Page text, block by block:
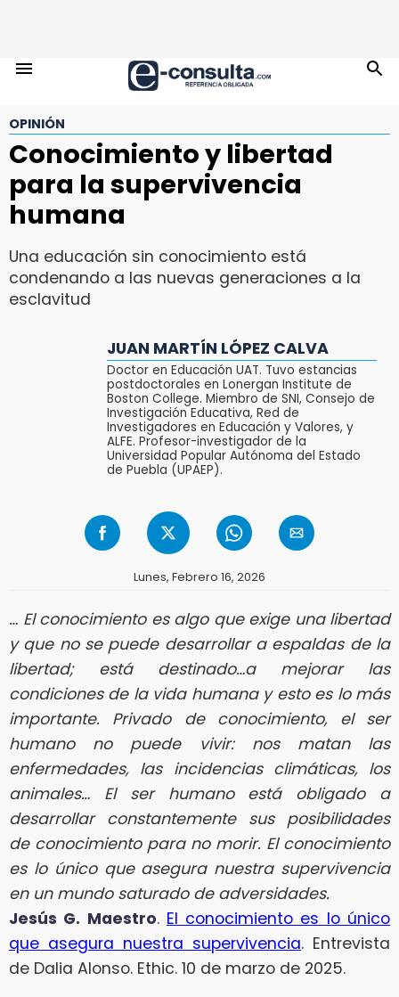
OPINIÓN
Conocimiento y libertad
para la supervivencia
humana
Una educación sin conocimiento está
condenando a las nuevas generaciones a la
esclavitud
JUAN MARTÍN LÓPEZ CALVA
Doctor en Educación UAT. Tuvo estancias
postdoctorales en Lonergan Institute de
Boston College. Miembro de SNI, Consejo de
Investigación Educativa, Red de
Investigadores en Educación y Valores, y
ALFE. Profesor-investigador de la
Universidad Popular Autónoma del Estado
de Puebla (UPAEP).
Lunes, Febrero 16, 2026
… El conocimiento es algo que exige una libertad
y que no se puede desarrollar a espaldas de la
libertad; está destinado…a mejorar las
condiciones de la vida humana y esto es lo más
importante. Privado de conocimiento, el ser
humano no puede vivir: nos matan las
enfermedades, las incidencias climáticas, los
animales… El ser humano está obligado a
desarrollar constantemente sus posibilidades
de conocimiento para no morir. El conocimiento
es lo único que asegura nuestra supervivencia
en un mundo saturado de adversidades.
Jesús G. Maestro. El conocimiento es lo único
que asegura nuestra supervivencia. Entrevista
de Dalia Alonso. Ethic. 10 de marzo de 2025.